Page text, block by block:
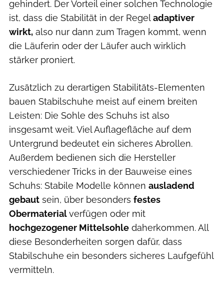
gehindert. Der Vorteil einer solchen Technologie
ist, dass die Stabilität in der Regeladaptiver
wirkt, also nur dann zum Tragen kommt, wenn
die Läuferin oder der Läufer auch wirklich
stärker proniert.
Zusätzlich zu derartigen Stabilitäts-Elementen
bauen Stabilschuhe meist auf einem breiten
Leisten: Die Sohle des Schuhs ist also
insgesamt weit. Viel Auflagefläche auf dem
Untergrund bedeutet ein sicheres Abrollen.
Außerdem bedienen sich die Hersteller
verschiedener Tricks in der Bauweise eines
Schuhs: Stabile Modelle können ausladend
gebaut sein, über besonders festes
Obermaterialverfügen oder mit
hochgezogener Mittelsohle daherkommen. All
diese Besonderheiten sorgen dafür, dass
Stabilschuhe ein besonders sicheres Laufgefühl
vermitteln.